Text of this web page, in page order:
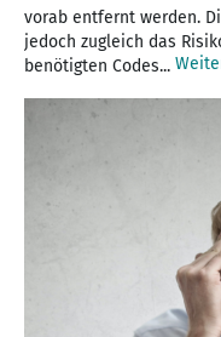
vorab entfernt werden.
jedoch zugleich das
benötigten Codes...